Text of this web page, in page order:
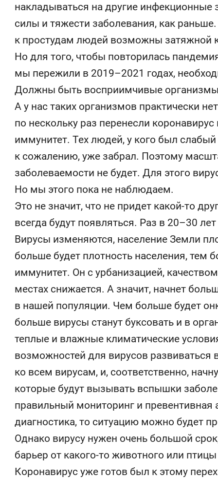
накладываться на другие инфекционные
силы и тяжести заболевания, как
к простудам людей возможны затяжной
Но для того, чтобы повторилась
мы пережили в 2019–2021 годах,
Должны быть восприимчивые
А у нас таких организмов практически
по нескольку раз перенесли
иммунитет. Тех людей, у кого был
к сожалению, уже забрал. Поэтому
заболеваемости не будет. Для этого
Но мы этого пока не наблюдаем.
Это не значит, что не придет какой-то
всегда будут появляться. Раз в 20–30
Вирусы изменяются, население Земли
больше будет плотность населения, тем
иммунитет. Он с урбанизацией,
местах снижается. А значит, начнет
в нашей популяции. Чем больше будет
больше вирусы станут буксовать и в
теплые и влажные климатические
возможностей для вирусов развиваться
ко всем вирусам, и, соответственно,
которые будут вызывать вспышки
правильный мониторинг и превентивная
диагностика, то ситуацию можно будет
Однако вирусу нужен очень большой
барьер от какого-то животного или
Коронавирус уже готов был к этому